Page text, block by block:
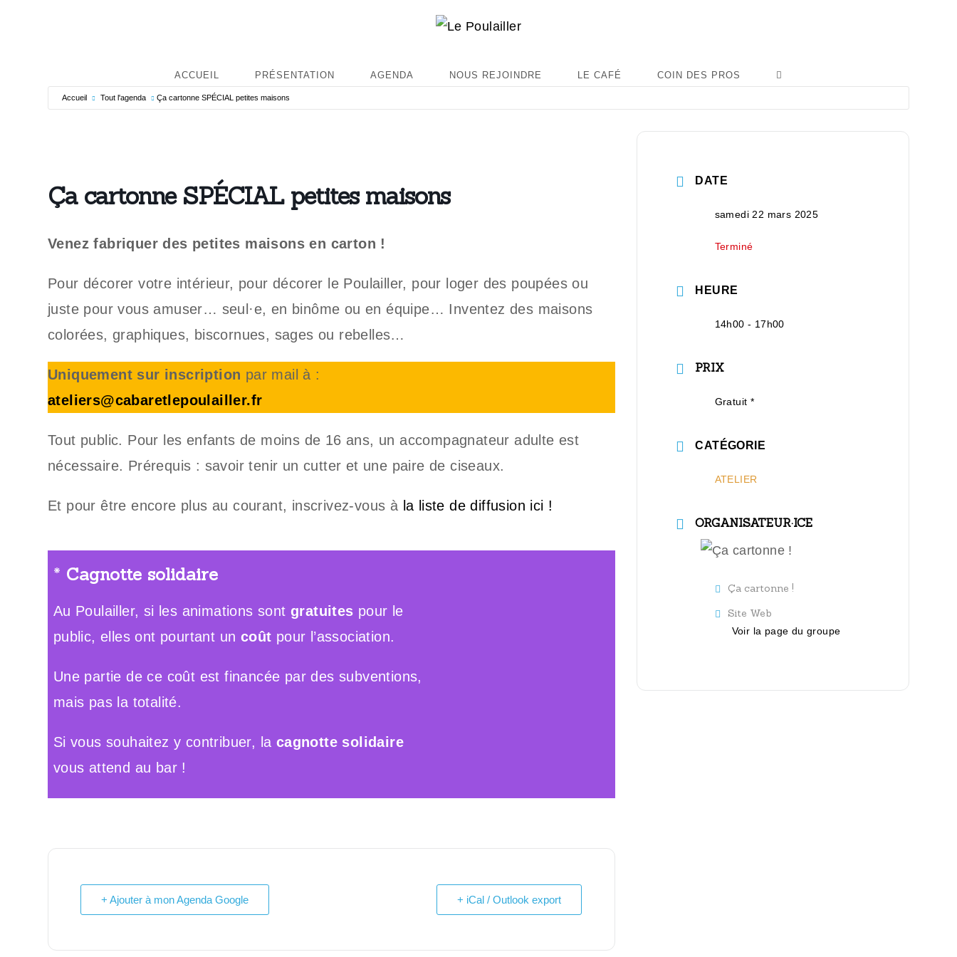
ACCUEIL PRÉSENTATION AGENDA NOUS REJOINDRE LE CAFÉ COIN DES PROS
Accueil Tout l'agenda Ça cartonne SPÉCIAL petites maisons
Ça cartonne SPÉCIAL petites maisons
Venez fabriquer des petites maisons en carton !
Pour décorer votre intérieur, pour décorer le Poulailler, pour loger des poupées ou
juste pour vous amuser… seul·e, en binôme ou en équipe… Inventez des maisons
colorées, graphiques, biscornues, sages ou rebelles…
Uniquement sur inscription par mail à :
ateliers@cabaretlepoulailler.fr
Tout public. Pour les enfants de moins de 16 ans, un accompagnateur adulte est
nécessaire. Prérequis : savoir tenir un cutter et une paire de ciseaux.
Et pour être encore plus au courant, inscrivez-vous à la liste de diffusion ici !
* Cagnotte solidaire
Au Poulailler, si les animations sontgratuites pour le
public, elles ont pourtant un coût pour l’association.
Une partie de ce coût est financée par des subventions,
mais pas la totalité.
Si vous souhaitez y contribuer, la cagnotte solidaire
vous attend au bar !
+ Ajouter à mon Agenda Google + iCal / Outlook export
DATE
samedi 22 mars 2025
Terminé
HEURE
14h00 - 17h00
PRIX
Gratuit *
CATÉGORIE
ATELIER
ORGANISATEUR·ICE
Ça cartonne !
Site Web
Voir la page du groupe